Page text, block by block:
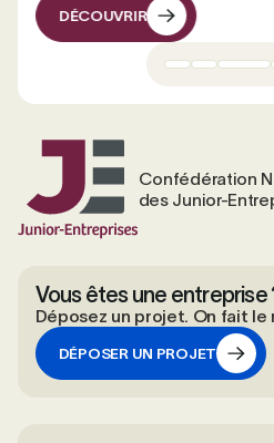
DÉCOUVRIR
Confédération
des Junior-
Vous êtes une entreprise
Déposez un projet. On fait le
DÉPOSER UN PROJET